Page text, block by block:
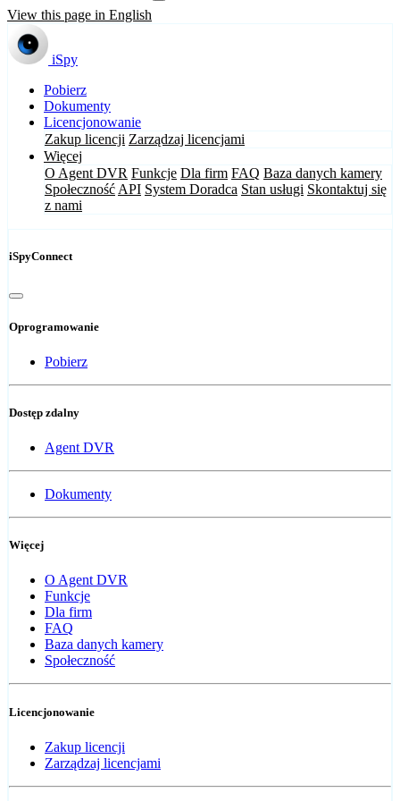
View this page in English
iSpy
Pobierz
Dokumenty
Licencjonowanie
Zakup licencji Zarządzaj licencjami
Więcej
O Agent DVR Funkcje Dla firm FAQ Baza danych kamery
Społeczność API System Doradca Stan usługi Skontaktuj się
z nami
iSpyConnect
Oprogramowanie
Pobierz
Dostęp zdalny
Agent DVR
Dokumenty
Więcej
O Agent DVR
Funkcje
Dla firm
FAQ
Baza danych kamery
Społeczność
Licencjonowanie
Zakup licencji
Zarządzaj licencjami